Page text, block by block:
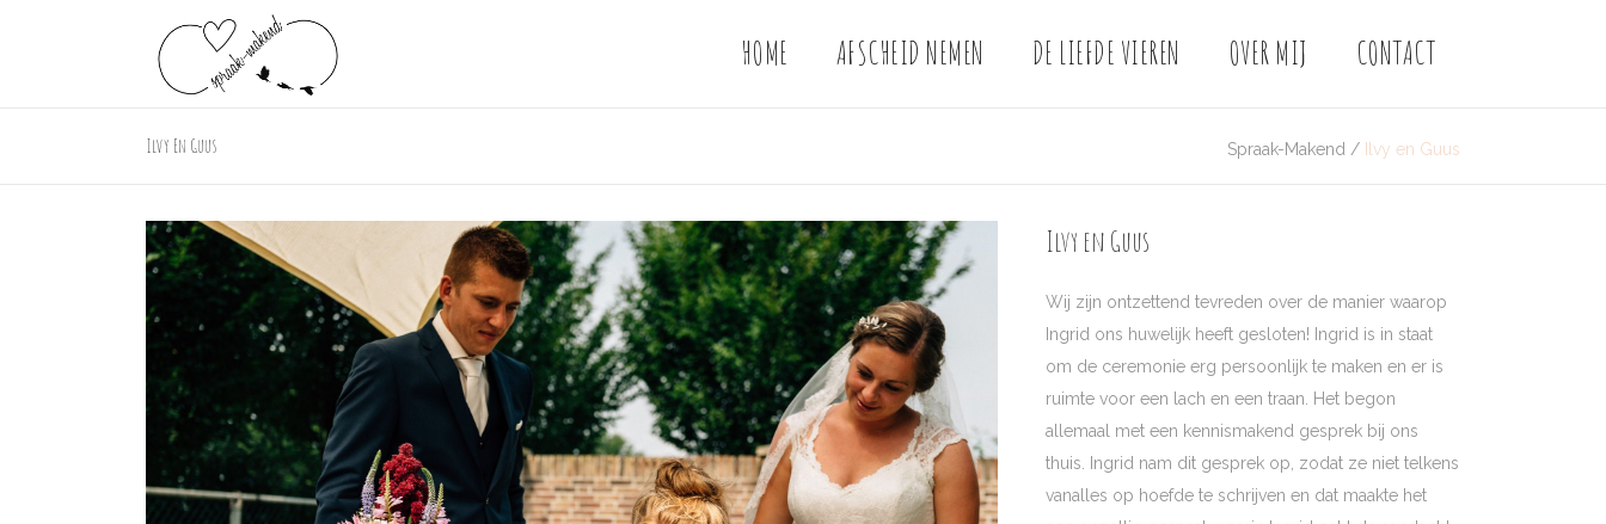
HOME AFSCHEID NEMEN DE LIEFDE VIEREN OVER MIJ CONTACT
Ilvy En Guus Spraak-Makend / Ilvy en Guus
Ilvy en Guus
Wij zijn ontzettend tevreden over de manier waarop
Ingrid ons huwelijk heeft gesloten! Ingrid is in staat
om de ceremonie erg persoonlijk te maken en er is
ruimte voor een lach en een traan. Het begon
allemaal met een kennismakend gesprek bij ons
thuis. Ingrid nam dit gesprek op, zodat ze niet telkens
vanalles op hoefde te schrijven en dat maakte het